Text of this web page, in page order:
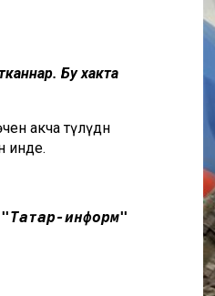
Бу хакта
акча түләүдән
инде.
"Татар-информ"